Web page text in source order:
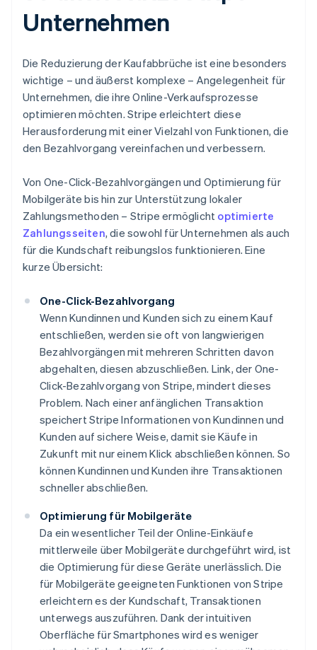
Unternehmen
Die Reduzierung der Kaufabbrüche ist eine besonders
wichtige – und äußerst komplexe – Angelegenheit für
Unternehmen, die ihre Online-Verkaufsprozesse
optimieren möchten. Stripe erleichtert diese
Herausforderung mit einer Vielzahl von Funktionen, die
den Bezahlvorgang vereinfachen und verbessern.
Von One-Click-Bezahlvorgängen und Optimierung für
Mobilgeräte bis hin zur Unterstützung lokaler
Zahlungsmethoden – Stripe ermöglicht optimierte
Zahlungsseiten, die sowohl für Unternehmen als auch
für die Kundschaft reibungslos funktionieren. Eine
kurze Übersicht:
One-Click-Bezahlvorgang
Wenn Kundinnen und Kunden sich zu einem Kauf
entschließen, werden sie oft von langwierigen
Bezahlvorgängen mit mehreren Schritten davon
abgehalten, diesen abzuschließen. Link, der One-
Click-Bezahlvorgang von Stripe, mindert dieses
Problem. Nach einer anfänglichen Transaktion
speichert Stripe Informationen von Kundinnen und
Kunden auf sichere Weise, damit sie Käufe in
Zukunft mit nur einem Klick abschließen können. So
können Kundinnen und Kunden ihre Transaktionen
schneller abschließen.
Optimierung für Mobilgeräte
Da ein wesentlicher Teil der Online-Einkäufe
mittlerweile über Mobilgeräte durchgeführt wird, ist
die Optimierung für diese Geräte unerlässlich. Die
für Mobilgeräte geeigneten Funktionen von Stripe
erleichtern es der Kundschaft, Transaktionen
unterwegs auszuführen. Dank der intuitiven
Oberfläche für Smartphones wird es weniger